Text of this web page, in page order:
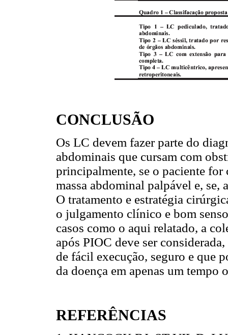
CONCLUSÃO
Os LC devem fazer parte do
abdominais que cursam com
principalmente, se o paciente for
massa abdominal palpável e, se,
O tratamento e estratégia
o julgamento clínico e bom
casos como o aqui relatado, a
após PIOC deve ser
de fácil execução, seguro e que
da doença em apenas um tempo
REFERÊNCIAS